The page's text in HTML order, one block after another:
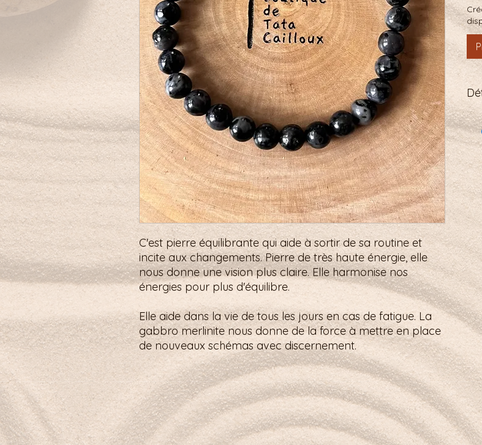
C'est pierre équilibrante qui aide à sortir de sa routine et
incite aux changements. Pierre de très haute énergie, elle
nous donne une vision plus claire. Elle harmonise nos
énergies pour plus d'équilibre.
Elle aide dans la vie de tous les jours en cas de fatigue. La
gabbro merlinite nous donne de la force à mettre en place
de nouveaux schémas avec discernement.
Petit mot pour la route : Je m’ouvre à la gratitude, guidée par l’énergie du quartz fumé.
Boutique À propos Légal & aide